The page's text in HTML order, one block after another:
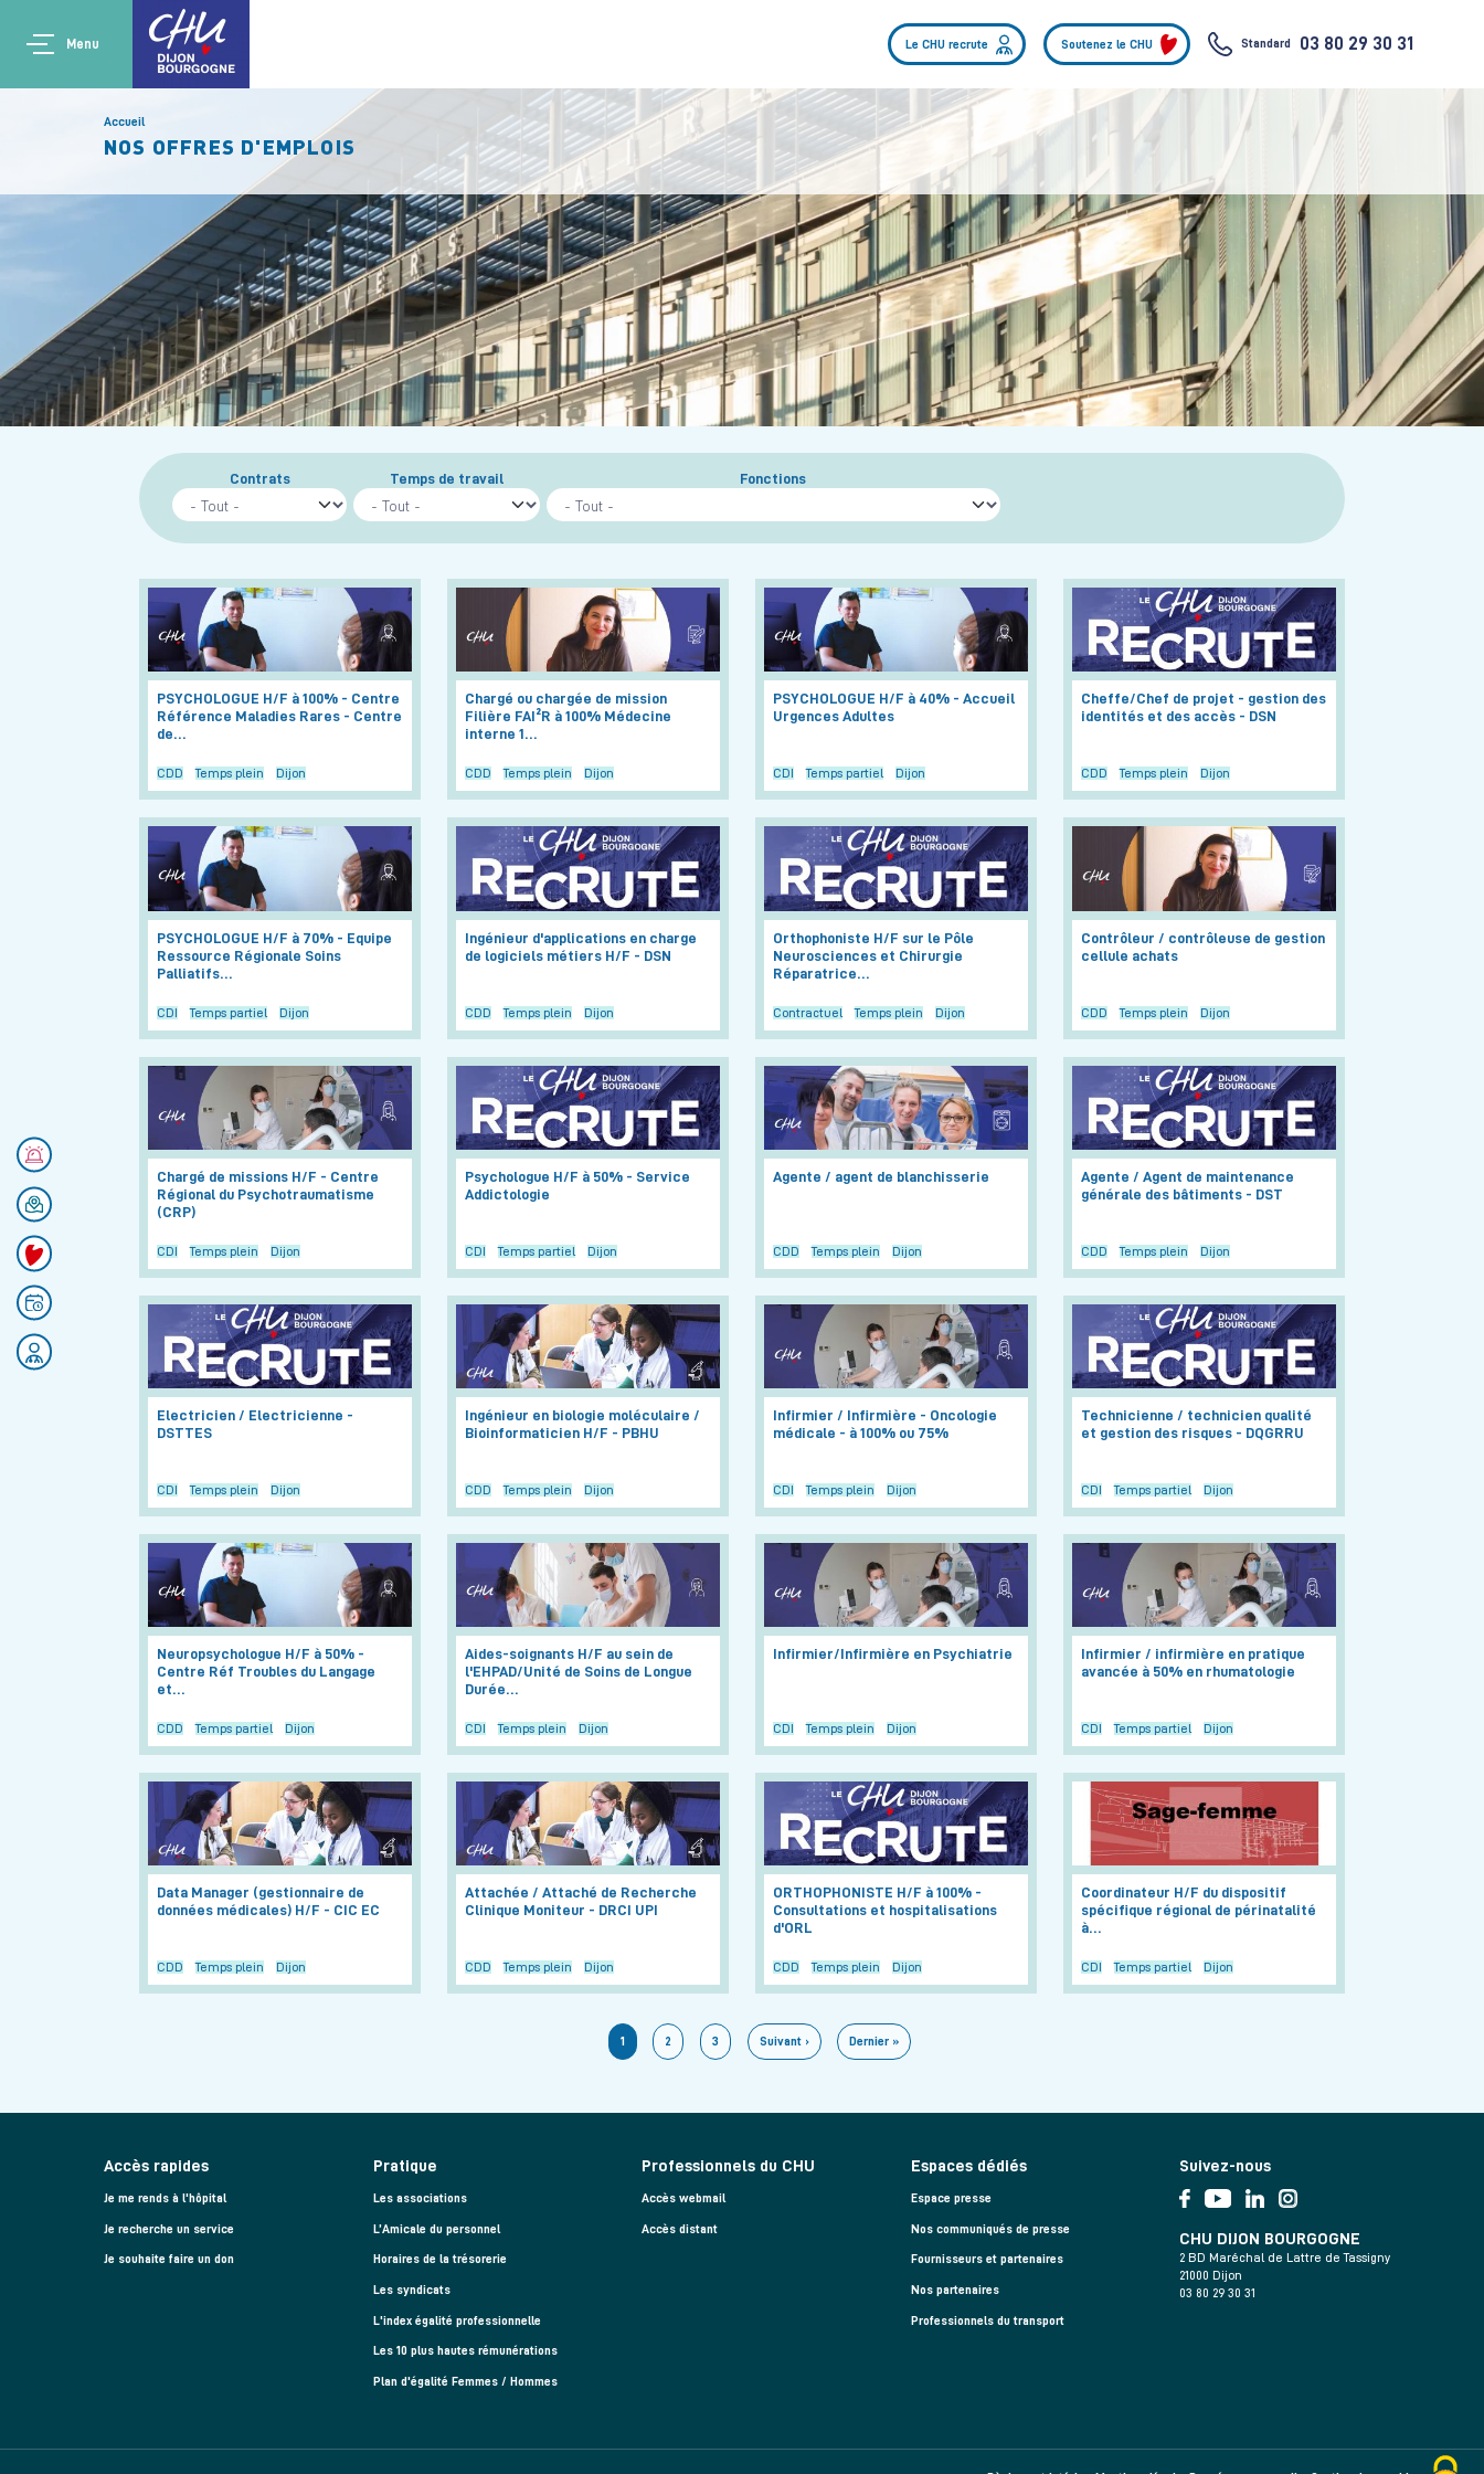
Aller au contenu principal
Main navigation
Menu Le CHU recrute Soutenez le CHU Standard 03 80 29 30 31
Numéros d'urgences
Prendre rendez-vous
Rejoignez nos équipes
Accueil
NOS OFFRES D'EMPLOIS
Contrats Temps de travail Fonctions
PSYCHOLOGUE H/F à 100% - Centre
Référence Maladies Rares - Centre
de…
CDD Temps plein Dijon
Chargé ou chargée de mission
Filière FAI²R à 100% Médecine
interne 1…
CDD Temps plein Dijon
PSYCHOLOGUE H/F à 40% - Accueil
Urgences Adultes
CDI Temps partiel Dijon
Cheffe/Chef de projet - gestion des
identités et des accès - DSN
CDD Temps plein Dijon
PSYCHOLOGUE H/F à 70% - Equipe
Ressource Régionale Soins
Palliatifs…
CDI Temps partiel Dijon
Ingénieur d'applications en charge
de logiciels métiers H/F - DSN
CDD Temps plein Dijon
Orthophoniste H/F sur le Pôle
Neurosciences et Chirurgie
Réparatrice…
Contractuel Temps plein Dijon
Contrôleur / contrôleuse de gestion
cellule achats
CDD Temps plein Dijon
Chargé de missions H/F - Centre
Régional du Psychotraumatisme
(CRP)
CDI Temps plein Dijon
Psychologue H/F à 50% - Service
Addictologie
CDI Temps partiel Dijon
Agente / agent de blanchisserie
CDD Temps plein Dijon
Agente / Agent de maintenance
générale des bâtiments - DST
CDD Temps plein Dijon
Electricien / Electricienne -
DSTTES
CDI Temps plein Dijon
Ingénieur en biologie moléculaire /
Bioinformaticien H/F - PBHU
CDD Temps plein Dijon
Infirmier / Infirmière - Oncologie
médicale - à 100% ou 75%
CDI Temps plein Dijon
Technicienne / technicien qualité
et gestion des risques - DQGRRU
CDI Temps partiel Dijon
Neuropsychologue H/F à 50% -
Centre Réf Troubles du Langage
et…
CDD Temps partiel Dijon
Aides-soignants H/F au sein de
l'EHPAD/Unité de Soins de Longue
Durée…
CDI Temps plein Dijon
Infirmier/Infirmière en Psychiatrie
CDI Temps plein Dijon
Infirmier / infirmière en pratique
avancée à 50% en rhumatologie
CDI Temps partiel Dijon
Data Manager (gestionnaire de
données médicales) H/F - CIC EC
CDD Temps plein Dijon
Attachée / Attaché de Recherche
Clinique Moniteur - DRCI UPI
CDD Temps plein Dijon
ORTHOPHONISTE H/F à 100% -
Consultations et hospitalisations
d'ORL
CDD Temps plein Dijon
Coordinateur H/F du dispositif
spécifique régional de périnatalité
à…
CDI Temps partiel Dijon
Page courante
1 Page
2 Page
3 Page suivante
Suivant › Dernière page
Dernier »
Accès rapides
Je me rends à l'hôpital
Je recherche un service
Je souhaite faire un don
Pratique
Les associations
L’Amicale du personnel
Horaires de la trésorerie
Les syndicats
L'index égalité professionnelle
Les 10 plus hautes rémunérations
Plan d'égalité Femmes / Hommes
Professionnels du CHU
Accès webmail
Accès distant
Espaces dédiés
Espace presse
Nos communiqués de presse
Fournisseurs et partenaires
Nos partenaires
Professionnels du transport
Suivez-nous
CHU DIJON BOURGOGNE
2 BD Maréchal de Lattre de Tassigny
21000 Dijon
03 80 29 30 31
Panneau de gestion des cookies